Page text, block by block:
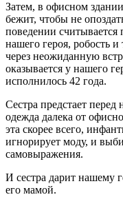
Затем, в офисном
бежит, чтобы не
поведении считывается
нашего героя, робость
через неожиданную
оказывается у нашего
исполнилось 42 года.
Сестра предстает
одежда далека от
эта скорее всего,
игнорирует моду, и
самовыражения.
И сестра дарит нашему
его мамой.